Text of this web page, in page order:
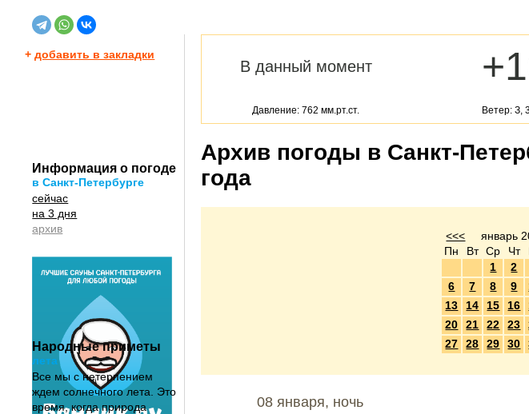
+добавить в закладки
Информация о погоде
в Санкт-Петербурге
сейчас
на 3 дня
архив
Народные приметы
лета
Все мы с нетерпением
ждем солнечного лета. Это
время, когда природа
В данный момент
Давление: 762 мм.рт.ст. Ветер: З,
Архив погоды в Санкт-
года
<<< январь
Пн
Вт Ср Чт
1
2
6
7 8 9
13
14 15 16
20
21 22 23
27
28 29 30
08 января, ночь